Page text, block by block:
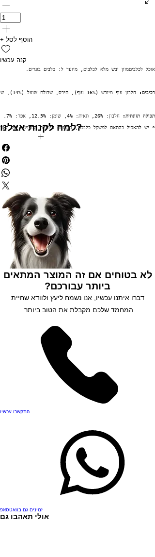
+ הוסף לסל
קנה עכשיו
אוכל לכלביםמזון יבש מלא לכלבים, מיועד ל: כלבים בוגרים.
רכיבים: חלבון עוף מיובש (16% עוף), תירס, שבולת שועל (14%), שעורה, חלבון מיובש מן החי (חזיר, בקר, כבש), שומן עוף, אורז (4%), אפונה (4%), חלבון עוף שעבר הידרוליזה, חרוב (2%), פולפת סלק (2%), מינרלים, שמרים, יוקה.
תכולה תזונתית: חלבון: 26%, תאית: 4%, שומן: 12.5%, אפר: 7%.
* יש להאכיל בהתאם למשקל כלבכם, בכמויות היומיות המצוינות על האריזה. הכמויות עשויות להשתנות,
למה לקנות אצלנו?
✅ הנחות לחברי מועדון
✅ צוברים נקודות בכל קנייה
נסו אותנו עוד היום 😘
לא בטוחים אם זה המוצר המתאים
ביותר עבורכם?
דברו איתנו עכשיו, אנו נשמח ליעץ ולוודא שחיית
המחמד שלכם מקבלת את הטוב ביותר.
התקשרו עכשיו
זמינים גם בוואטסאפ
אולי תאהבו גם